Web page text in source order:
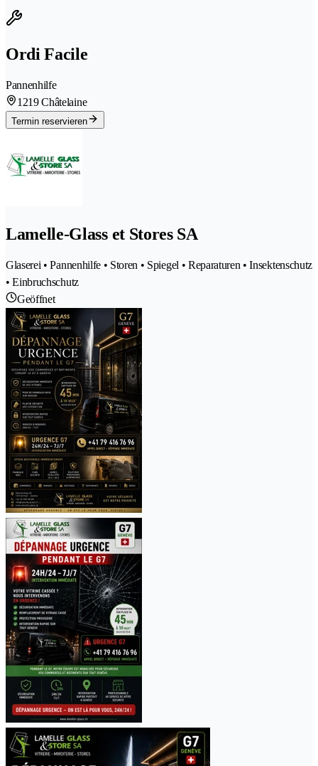
Ordi Facile
Pannenhilfe
1219 Châtelaine
Termin reservieren
Lamelle-Glass et Stores SA
Glaserei • Pannenhilfe • Storen • Spiegel • Reparaturen • Insektenschutz
• Einbruchschutz
Geöffnet